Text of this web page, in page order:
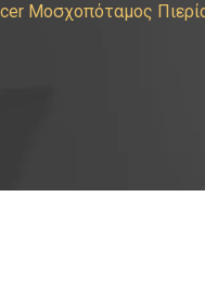
Μοσχοπόταμος